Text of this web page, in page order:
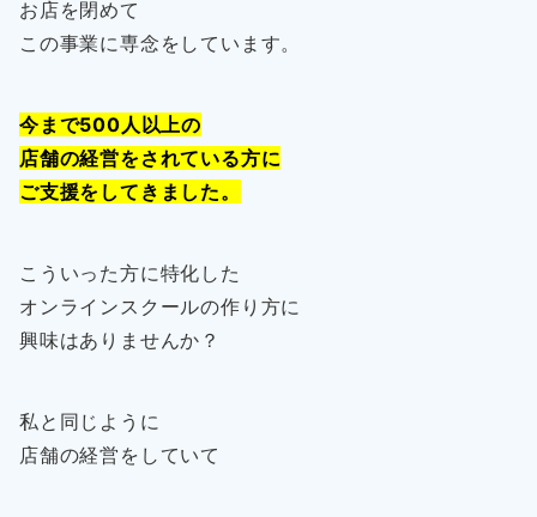
お店を閉めて
この事業に専念をしています。
今まで500人以上の
店舗の経営をされている方に
ご支援をしてきました。
こういった方に特化した
オンラインスクールの作り方に
興味はありませんか？
私と同じように
店舗の経営をしていて